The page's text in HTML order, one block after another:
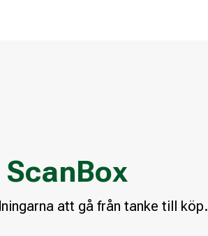
att gå från tanke till köp.